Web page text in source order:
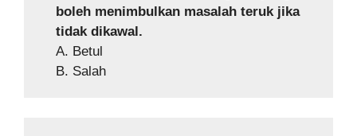
boleh menimbulkan masalah teruk jika
tidak dikawal.
A. Betul
B. Salah